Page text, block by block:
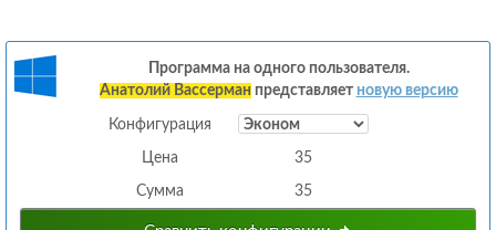
Программа на одного пользователя.
Анатолий Вассерман представляет новую версию
Конфигурация
Цена 35
Сумма 35